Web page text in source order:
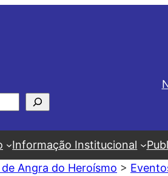
Informação Institucional
Angra do Heroísmo >